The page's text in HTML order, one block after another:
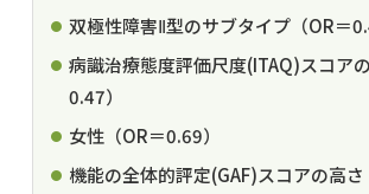
双極性障害Ⅱ型のサブタイプ（OR＝
病識治療態度評価尺度(ITAQ)スコア
0.47）
女性（OR＝0.69）
機能の全体的評定(GAF)スコアの高さ